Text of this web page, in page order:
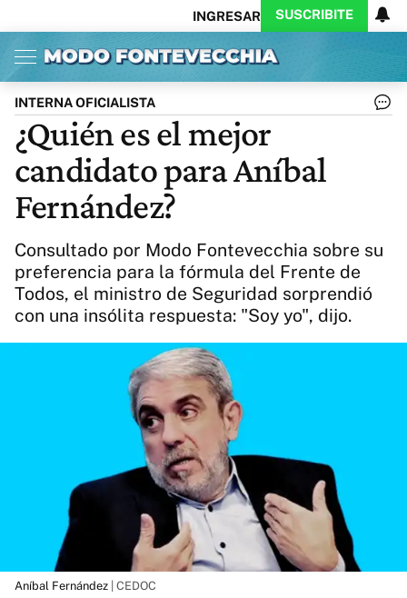
INGRESAR SUSCRIBITE
Inicio Ahora
Opinión
Política
Ciencia
Protagonistas
Cultura
Arte
Internacional
Deportes
CARAS
Exitoina
Turismo
Videos
Córdoba
Business
Noticias
Caras
Exitoina
Gaming
Vivo
Diario del Juicio
Actualidad
INTERNA OFICIALISTA
¿Quién es el mejor
candidato para Aníbal
Fernández?
Consultado por Modo Fontevecchia sobre su
preferencia para la fórmula del Frente de
Todos, el ministro de Seguridad sorprendió
con una insólita respuesta: "Soy yo", dijo.
Aníbal Fernández | CEDOC